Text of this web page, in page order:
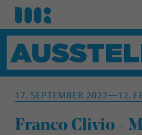
17. SEPTEMBER 2022—12.
Franco Clivio -